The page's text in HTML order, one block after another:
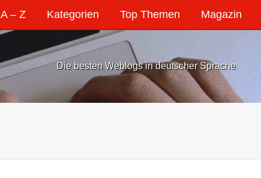
– Z Kategorien Top Themen Magazin
Die besten Weblogs in deutscher Sprache